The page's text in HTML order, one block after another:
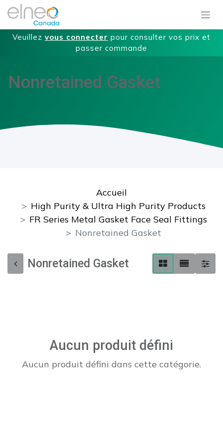
Veuillez vous connecter pour consulter vos prix et
passer commande
Nonretained Gasket
Accueil
High Purity & Ultra High Purity Products
FR Series Metal Gasket Face Seal Fittings
Nonretained Gasket
Nonretained Gasket
Aucun produit défini
Aucun produit défini dans cette catégorie.